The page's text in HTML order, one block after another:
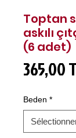
Toptan
askılı
(6 adet)
365,00
Beden *